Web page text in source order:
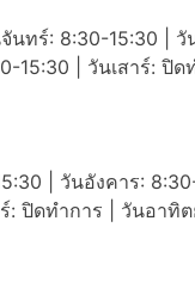
นทร์: 8:30-15:30 |
15:30 | วันเสาร์: ปิ
| วันอังคาร:
: ปิดทำการ | วันอาทิ